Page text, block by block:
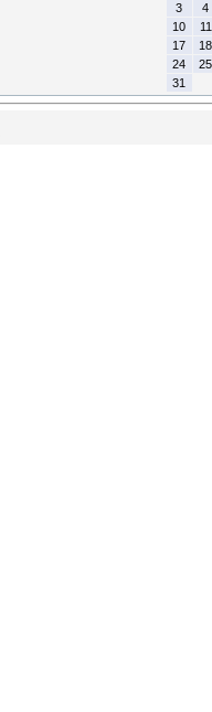
3
4
10
11
17
18
24
25
31